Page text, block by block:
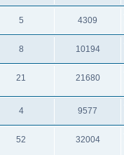
5 4309
8 10194
21 21680
4 9577
52 32004